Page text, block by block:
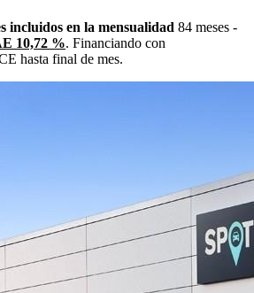
incluidos en la mensualidad 84 meses -
10,72 %. Financiando con
hasta final de mes.